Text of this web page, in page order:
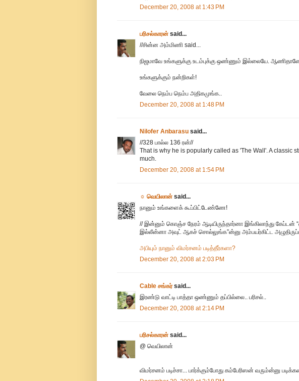
December 20, 2008 at 1:43 PM
பரிசல்காரன் said...
//சின்ன அம்மிணி said...
நிஜமாவே உங்களுக்கு உடம்புக்கு ஒண்ணும் இல்லையே.
உங்களுக்கும் நன்றிகள்!
வேலை நெம்ப நெம்ப அதிகமுங்க..
December 20, 2008 at 1:48 PM
Nilofer Anbarasu said...
//328 பால்ல 136 ரன்//
That is why he is popularly called as 'The Wall'. A classic
much.
December 20, 2008 at 1:54 PM
☼ வெயிலான் said...
நானும் உங்களைக் கூப்பிட்டேண்ணே!
// இன்னும் கொஞ்ச நேரம் ஆடியிருந்தார்னா இங்கிலாந்து
இல்லீன்னா அவுட் ஆகச் சொல்லுங்க”ன்னு அம்பயர்கிட்ட
அபியும் நானும் விமர்சனம் படித்தீர்களா?
December 20, 2008 at 2:03 PM
Cable சங்கர்said...
இரண்டு வாட்டி பாத்தா ஒண்ணும் தப்பில்லை.. பரிசல்..
December 20, 2008 at 2:14 PM
பரிசல்காரன் said...
@ வெயிலான்
விமர்சனம் படிச்சா... பார்க்கும்போது கம்பேரிஸன் வரும்ன்னு